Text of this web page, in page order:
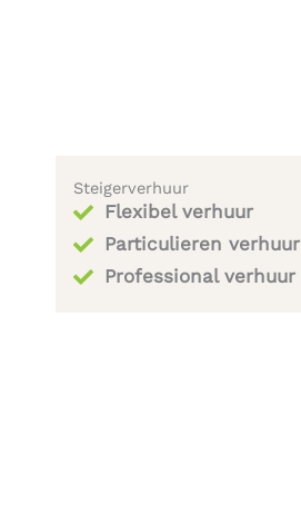
Steigerverhuur
Flexibel verhuur
Particulieren verhuur
Professional verhuur